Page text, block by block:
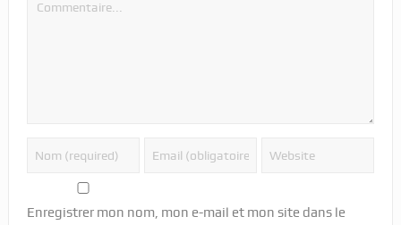
Enregistrer mon nom, mon e-mail et mon site dans le